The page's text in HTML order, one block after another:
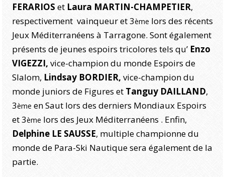
FERARIOS et Laura MARTIN-CHAMPETIER,
respectivement vainqueur et 3ème lors des récents
Jeux Méditerranéens à Tarragone. Sont également
présents de jeunes espoirs tricolores tels qu’ Enzo
VIGEZZI, vice-champion du monde Espoirs de
Slalom, Lindsay BORDIER, vice-champion du
monde juniors de Figures et Tanguy DAILLAND,
3ème en Saut lors des derniers Mondiaux Espoirs
et 3ème lors des Jeux Méditerranéens . Enfin,
Delphine LE SAUSSE, multiple championne du
monde de Para-Ski Nautique sera également de la
partie.